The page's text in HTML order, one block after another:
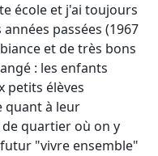
école et j'ai toujours
passées (1967
et de très bons
: les enfants
petits élèves
quant à leur
quartier où on y
"vivre ensemble"